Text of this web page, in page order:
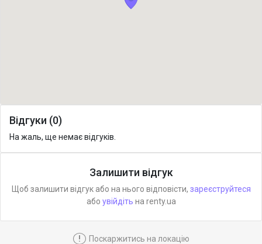
Відгуки (0)
На жаль, ще немає відгуків.
Залишити відгук
Щоб залишити відгук або на нього відповісти, зареєструйтеся
або увійдіть на renty.ua
! Поскаржитись на локацію